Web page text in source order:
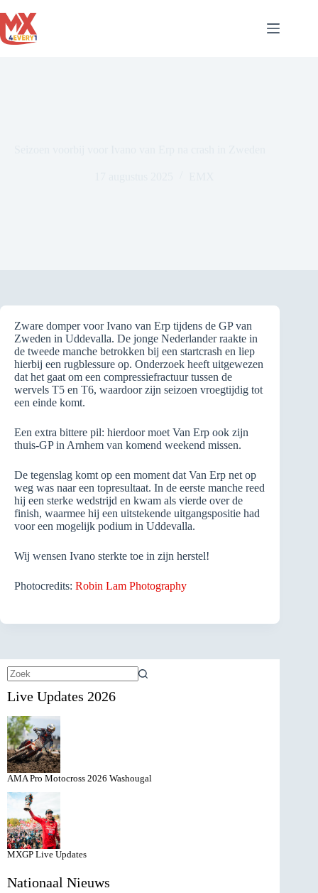
naar
de
inhoud
Zware domper voor Ivano van Erp tijdens de GP van
Zweden in Uddevalla. De jonge Nederlander raakte in
de tweede manche betrokken bij een startcrash en liep
hierbij een rugblessure op. Onderzoek heeft uitgewezen
dat het gaat om een compressiefractuur tussen de
wervels T5 en T6, waardoor zijn seizoen vroegtijdig tot
een einde komt.
Een extra bittere pil: hierdoor moet Van Erp ook zijn
thuis-GP in Arnhem van komend weekend missen.
De tegenslag komt op een moment dat Van Erp net op
weg was naar een topresultaat. In de eerste manche reed
hij een sterke wedstrijd en kwam als vierde over de
finish, waarmee hij een uitstekende uitgangspositie had
voor een mogelijk podium in Uddevalla.
Wij wensen Ivano sterkte toe in zijn herstel!
Photocredits: Robin Lam Photography
resultaten
Live Updates 2026
AMA Pro Motocross 2026 Washougal
MXGP Live Updates
Nationaal Nieuws